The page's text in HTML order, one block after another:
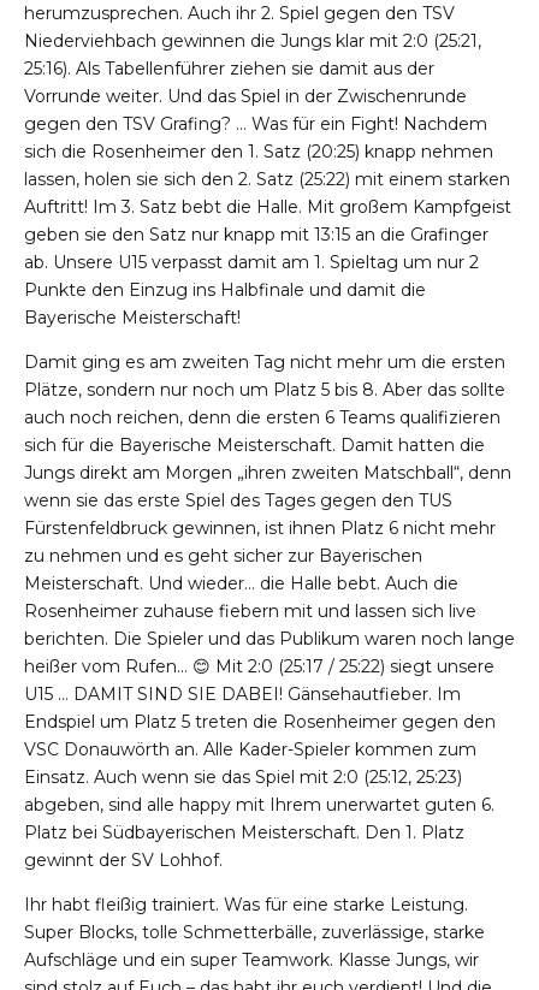
herumzusprechen. Auch ihr 2. Spiel gegen den TSV
Niederviehbach gewinnen die Jungs klar mit 2:0 (25:21,
25:16). Als Tabellenführer ziehen sie damit aus der
Vorrunde weiter. Und das Spiel in der Zwischenrunde
gegen den TSV Grafing? … Was für ein Fight! Nachdem
sich die Rosenheimer den 1. Satz (20:25) knapp nehmen
lassen, holen sie sich den 2. Satz (25:22) mit einem starken
Auftritt! Im 3. Satz bebt die Halle. Mit großem Kampfgeist
geben sie den Satz nur knapp mit 13:15 an die Grafinger
ab. Unsere U15 verpasst damit am 1. Spieltag um nur 2
Punkte den Einzug ins Halbfinale und damit die
Bayerische Meisterschaft!
Damit ging es am zweiten Tag nicht mehr um die ersten
Plätze, sondern nur noch um Platz 5 bis 8. Aber das sollte
auch noch reichen, denn die ersten 6 Teams qualifizieren
sich für die Bayerische Meisterschaft. Damit hatten die
Jungs direkt am Morgen „ihren zweiten Matschball“, denn
wenn sie das erste Spiel des Tages gegen den TUS
Fürstenfeldbruck gewinnen, ist ihnen Platz 6 nicht mehr
zu nehmen und es geht sicher zur Bayerischen
Meisterschaft. Und wieder… die Halle bebt. Auch die
Rosenheimer zuhause fiebern mit und lassen sich live
berichten. Die Spieler und das Publikum waren noch lange
heißer vom Rufen… 😊 Mit 2:0 (25:17 / 25:22) siegt unsere
U15 … DAMIT SIND SIE DABEI! Gänsehautfieber. Im
Endspiel um Platz 5 treten die Rosenheimer gegen den
VSC Donauwörth an. Alle Kader-Spieler kommen zum
Einsatz. Auch wenn sie das Spiel mit 2:0 (25:12, 25:23)
abgeben, sind alle happy mit Ihrem unerwartet guten 6.
Platz bei Südbayerischen Meisterschaft. Den 1. Platz
gewinnt der SV Lohhof.
Ihr habt fleißig trainiert. Was für eine starke Leistung.
Super Blocks, tolle Schmetterbälle, zuverlässige, starke
Aufschläge und ein super Teamwork. Klasse Jungs, wir